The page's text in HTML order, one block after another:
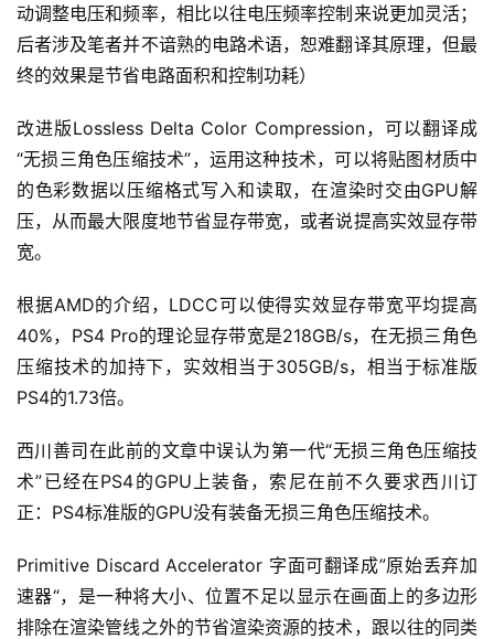
公
告
问
答
区
优
速
动
态
登录 注册
动调整电压和频率，相比以往电压频率控制来说更加灵活；
后者涉及笔者并不谙熟的电路术语，恕难翻译其原理，但最
终的效果是节省电路面积和控制功耗）
改进版Lossless Delta Color Compression，可以翻译成
“无损三角色压缩技术”，运用这种技术，可以将贴图材质中
的色彩数据以压缩格式写入和读取，在渲染时交由GPU解
压，从而最大限度地节省显存带宽，或者说提高实效显存带
宽。
根据AMD的介绍，LDCC可以使得实效显存带宽平均提高
40%，PS4 Pro的理论显存带宽是218GB/s，在无损三角色
压缩技术的加持下，实效相当于305GB/s，相当于标准版
PS4的1.73倍。
西川善司在此前的文章中误认为第一代“无损三角色压缩技
术”已经在PS4的GPU上装备，索尼在前不久要求西川订
正：PS4标准版的GPU没有装备无损三角色压缩技术。
Primitive Discard Accelerator 字面可翻译成”原始丢弃加
速器“，是一种将大小、位置不足以显示在画面上的多边形
排除在渲染管线之外的节省渲染资源的技术，跟以往的同类